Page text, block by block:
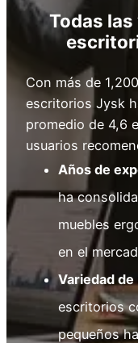
Todas
Con más de
escritorios Jysk
promedio de 4,6
usuarios
Años de
ha
muebles
en el
Variedad
escritorios
pequeños